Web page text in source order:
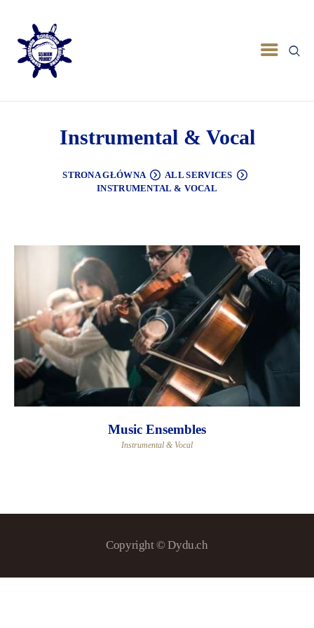
Instrumental & Vocal
STRONA GŁÓWNA
ALL SERVICES
INSTRUMENTAL & VOCAL
Music Ensembles
Instrumental & Vocal
Copyright © Dydu.ch